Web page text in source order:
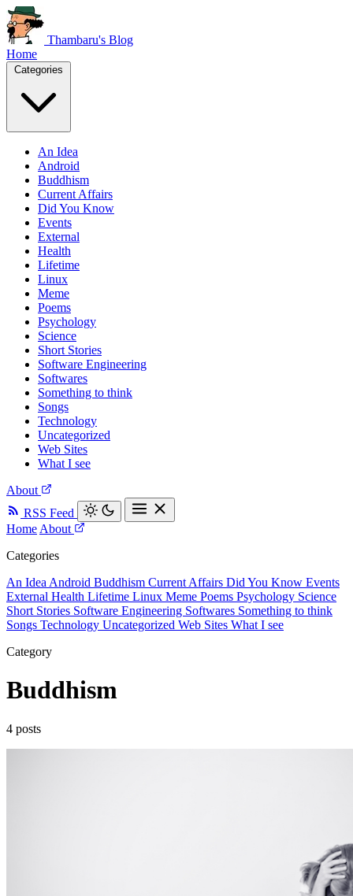
Thambaru's Blog
Home
An Idea
Android
Buddhism
Current Affairs
Did You Know
Events
External
Health
Lifetime
Linux
Meme
Poems
Psychology
Science
Short Stories
Software Engineering
Softwares
Something to think
Songs
Technology
Uncategorized
Web Sites
What I see
About
RSS Feed
Home About
Categories
An Idea Android Buddhism Current Affairs Did You Know Events
External Health Lifetime Linux Meme Poems Psychology Science
Short Stories Software Engineering Softwares Something to think
Songs Technology Uncategorized Web Sites What I see
Category
Buddhism
4 posts